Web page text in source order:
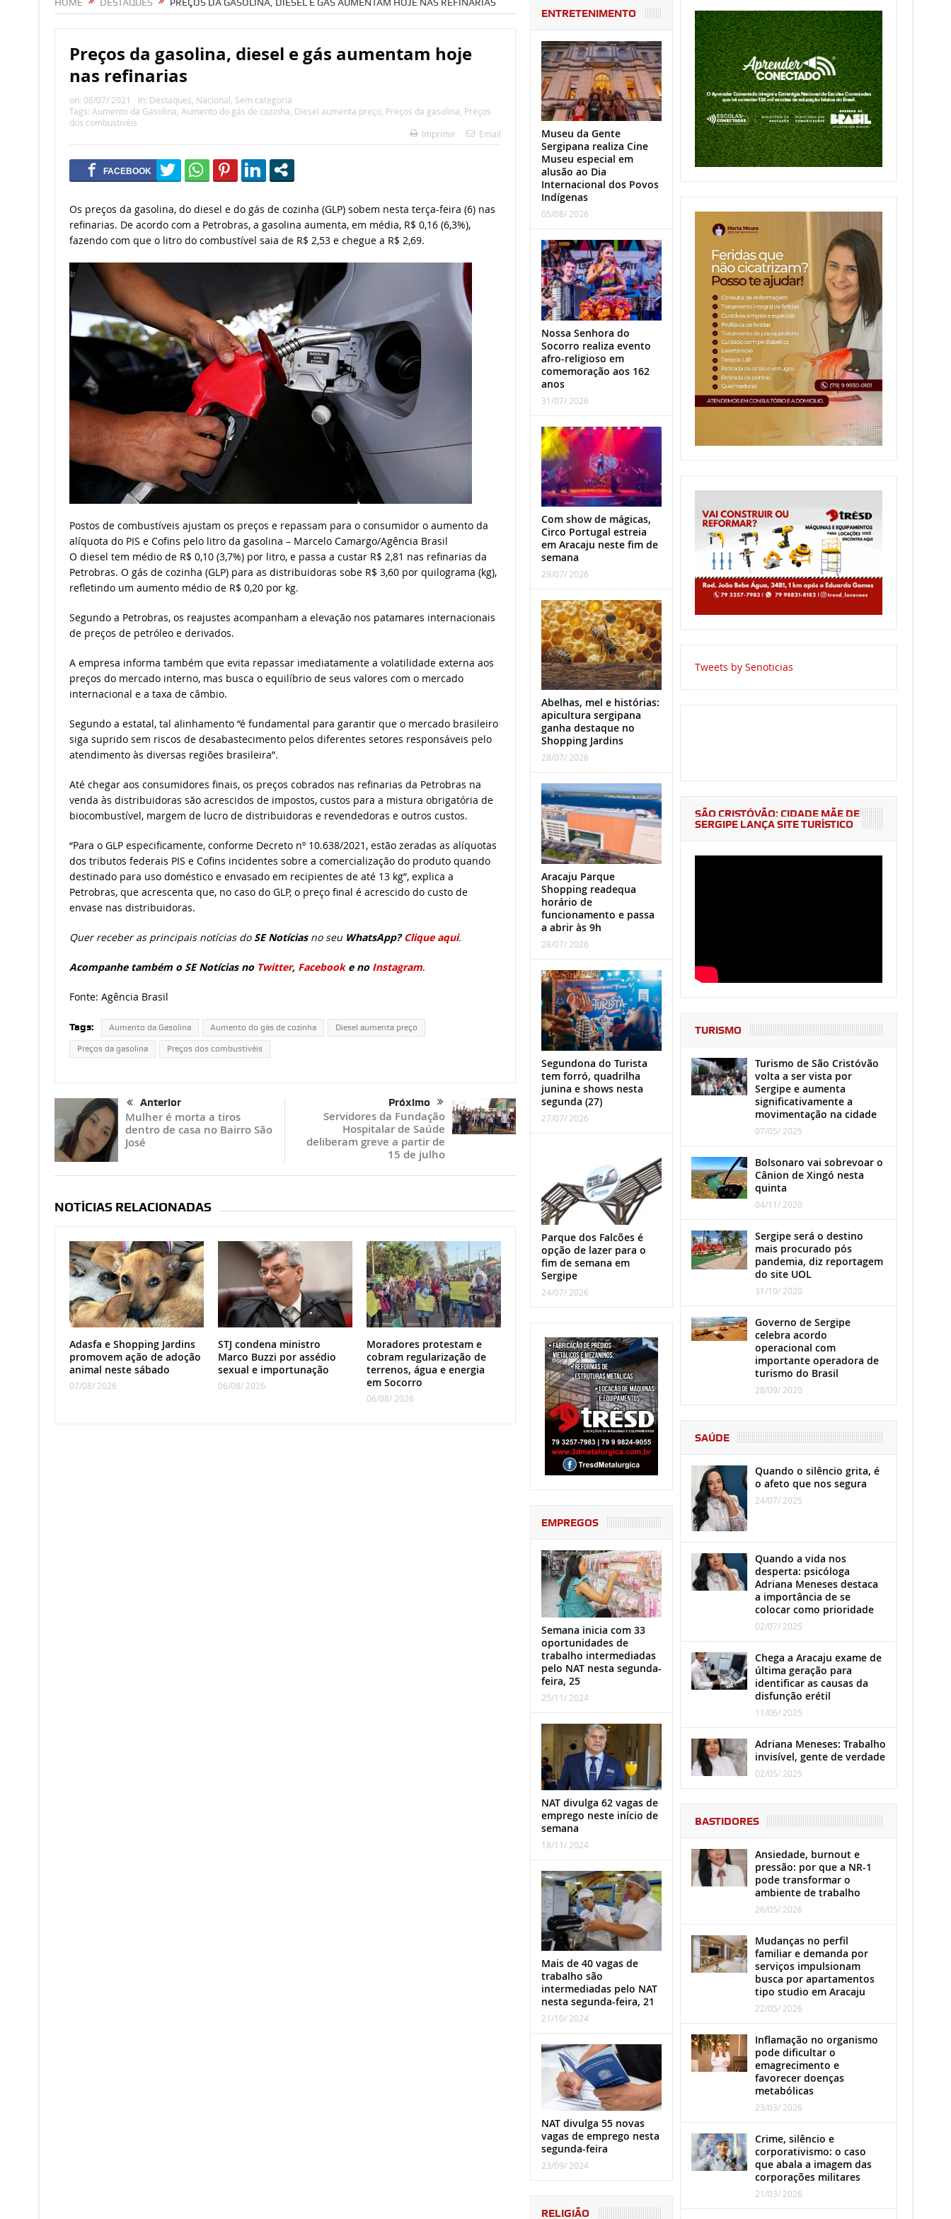
Preços da gasolina, diesel e gás aumentam hoje
nas refinarias
on: 06/07/ 2021 In: Destaques Nacional Sem categoria
Tags: Aumento da Gasolina Aumento do gás de cozinha Diesel aumenta preço, Preços da gasolina Preços
dos combustivéis
Imprimir
Email
Os preços da gasolina, do diesel e do gás de cozinha (GLP) sobem nesta terça-feira (6) nas
refinarias. De acordo com a Petrobras, a gasolina aumenta, em média, R$ 0,16 (6,3%),
fazendo com que o litro do combustível saia de R$ 2,53 e chegue a R$ 2,69.
Postos de combustíveis ajustam os preços e repassam para o consumidor o aumento da
alíquota do PIS e Cofins pelo litro da gasolina – Marcelo Camargo/Agência Brasil
O diesel tem médio de R$ 0,10 (3,7%) por litro, e passa a custar R$ 2,81 nas refinarias da
Petrobras. O gás de cozinha (GLP) para as distribuidoras sobe R$ 3,60 por quilograma (kg),
refletindo um aumento médio de R$ 0,20 por kg.
Segundo a Petrobras, os reajustes acompanham a elevação nos patamares internacionais
de preços de petróleo e derivados.
A empresa informa também que evita repassar imediatamente a volatilidade externa aos
preços do mercado interno, mas busca o equilíbrio de seus valores com o mercado
internacional e a taxa de câmbio.
Segundo a estatal, tal alinhamento “é fundamental para garantir que o mercado brasileiro
siga suprido sem riscos de desabastecimento pelos diferentes setores responsáveis pelo
atendimento às diversas regiões brasileira”.
Até chegar aos consumidores finais, os preços cobrados nas refinarias da Petrobras na
venda às distribuidoras são acrescidos de impostos, custos para a mistura obrigatória de
biocombustível, margem de lucro de distribuidoras e revendedoras e outros custos.
“Para o GLP especificamente, conforme Decreto nº 10.638/2021, estão zeradas as alíquotas
dos tributos federais PIS e Cofins incidentes sobre a comercialização do produto quando
destinado para uso doméstico e envasado em recipientes de até 13 kg”, explica a
Petrobras, que acrescenta que, no caso do GLP, o preço final é acrescido do custo de
envase nas distribuidoras.
Quer receber as principais notícias doSE Notíciasno seu WhatsApp? Clique aqui.
Acompanhe também o SE Notícias no Twitter, Facebooke no Instagram.
Fonte: Agência Brasil
Tags: Aumento da Gasolina Aumento do gás de cozinha Diesel aumenta preço
Preços da gasolina Preços dos combustivéis
Anterior
Mulher é morta a tiros
dentro de casa no Bairro São
José
Próximo
Servidores da Fundação
Hospitalar de Saúde
deliberam greve a partir de
15 de julho
NOTÍCIAS RELACIONADAS
Adasfa e Shopping Jardins
promovem ação de adoção
animal neste sábado
07/08/ 2026
STJ condena ministro
Marco Buzzi por assédio
sexual e importunação
06/08/ 2026
Moradores protestam e
cobram regularização de
terrenos, água e energia
em Socorro
06/08/ 2026
ENTRETENIMENTO
Museu da Gente
Sergipana realiza Cine
Museu especial em
alusão ao Dia
Internacional dos Povos
Indígenas
05/08/ 2026
Nossa Senhora do
Socorro realiza evento
afro-religioso em
comemoração aos 162
anos
31/07/ 2026
Com show de mágicas,
Circo Portugal estreia
em Aracaju neste fim de
semana
29/07/ 2026
Abelhas, mel e histórias:
apicultura sergipana
ganha destaque no
Shopping Jardins
28/07/ 2026
Aracaju Parque
Shopping readequa
horário de
funcionamento e passa
a abrir às 9h
28/07/ 2026
Segundona do Turista
tem forró, quadrilha
junina e shows nesta
segunda (27)
27/07/ 2026
Parque dos Falcões é
opção de lazer para o
fim de semana em
Sergipe
24/07/ 2026
EMPREGOS
Semana inicia com 33
oportunidades de
trabalho intermediadas
pelo NAT nesta segunda-
feira, 25
25/11/ 2024
NAT divulga 62 vagas de
emprego neste início de
semana
18/11/ 2024
Mais de 40 vagas de
trabalho são
intermediadas pelo NAT
nesta segunda-feira, 21
21/10/ 2024
NAT divulga 55 novas
vagas de emprego nesta
segunda-feira
23/09/ 2024
RELIGIÃO
Tweets by Senoticias
SÃO CRISTÓVÃO: CIDADE MÃE DE
SERGIPE LANÇA SITE TURÍSTICO
TURISMO
Turismo de São Cristóvão
volta a ser vista por
Sergipe e aumenta
significativamente a
movimentação na cidade
07/05/ 2025
Bolsonaro vai sobrevoar o
Cânion de Xingó nesta
quinta
04/11/ 2020
Sergipe será o destino
mais procurado pós
pandemia, diz reportagem
do site UOL
31/10/ 2020
Governo de Sergipe
celebra acordo
operacional com
importante operadora de
turismo do Brasil
28/09/ 2020
SAÚDE
Quando o silêncio grita, é
o afeto que nos segura
24/07/ 2025
Quando a vida nos
desperta: psicóloga
Adriana Meneses destaca
a importância de se
colocar como prioridade
02/07/ 2025
Chega a Aracaju exame de
última geração para
identificar as causas da
disfunção erétil
11/06/ 2025
Adriana Meneses: Trabalho
invisível, gente de verdade
02/05/ 2025
BASTIDORES
Ansiedade, burnout e
pressão: por que a NR-1
pode transformar o
ambiente de trabalho
26/05/ 2026
Mudanças no perfil
familiar e demanda por
serviços impulsionam
busca por apartamentos
tipo studio em Aracaju
22/05/ 2026
Inflamação no organismo
pode dificultar o
emagrecimento e
favorecer doenças
metabólicas
23/03/ 2026
Crime, silêncio e
corporativismo: o caso
que abala a imagem das
corporações militares
21/03/ 2026